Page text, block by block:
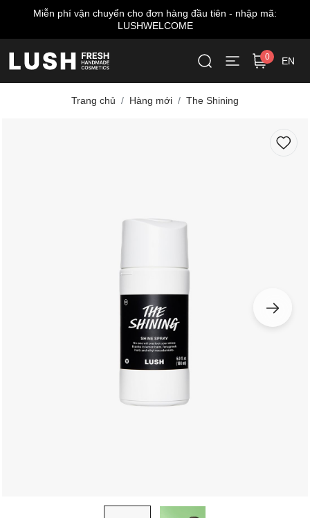
- nhập mã: Miễn phí giao hàng cho đơn từ 999.000
0 EN
Trang chủ Hàng mới The Shining